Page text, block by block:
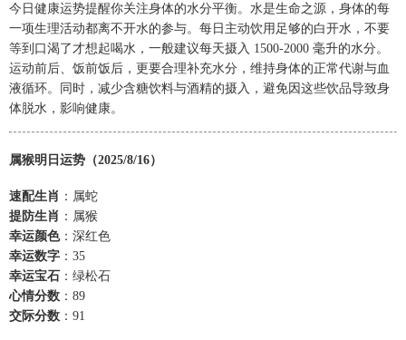
今日健康运势提醒你关注身体的水分平衡。水是生命之源，身体的每
一项生理活动都离不开水的参与。每日主动饮用足够的白开水，不要
等到口渴了才想起喝水，一般建议每天摄入 1500-2000 毫升的水分。
运动前后、饭前饭后，更要合理补充水分，维持身体的正常代谢与血
液循环。同时，减少含糖饮料与酒精的摄入，避免因这些饮品导致身
体脱水，影响健康。
属猴明日运势（2025/8/16）
速配生肖 ：属蛇
提防生肖 ：属猴
幸运颜色：深红色
幸运数字 ：35
幸运宝石 ：绿松石
心情分数 ：89
交际分数 ：91